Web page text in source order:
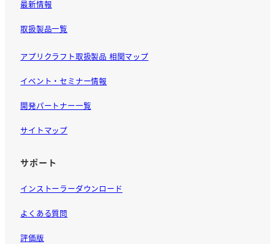
最新情報
取扱製品一覧
アプリクラフト取扱製品 相関マップ
イベント・セミナー情報
開発パートナー一覧
サイトマップ
サポート
インストーラーダウンロード
よくある質問
評価版